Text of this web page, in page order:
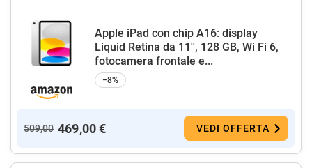
Apple iPad con chip A16: display
Liquid Retina da 11'', 128 GB, Wi Fi 6,
fotocamera frontale e...
−8%
509,00 469,00 € VEDI OFFERTA